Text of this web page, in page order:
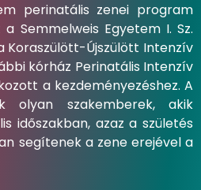
perinatális zenei program
Semmelweis Egyetem I. Sz.
Koraszülött-Újszülött Intenzív
kórház Perinatális Intenzív
a kezdeményezéshez. A
olyan szakemberek, akik
időszakban, azaz a születés
segítenek a zene erejével a